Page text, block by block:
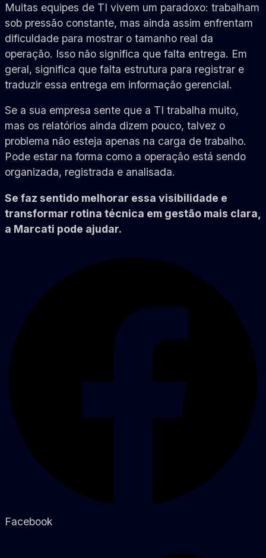
Muitas equipes de TI vivem um paradoxo: trabalham
sob pressão constante, mas ainda assim enfrentam
dificuldade para mostrar o tamanho real da
operação. Isso não significa que falta entrega. Em
geral, significa que falta estrutura para registrar e
traduzir essa entrega em informação gerencial.
Se a sua empresa sente que a TI trabalha muito,
mas os relatórios ainda dizem pouco, talvez o
problema não esteja apenas na carga de trabalho.
Pode estar na forma como a operação está sendo
organizada, registrada e analisada.
Se faz sentido melhorar essa visibilidade e
transformar rotina técnica em gestão mais clara,
a Marcati pode ajudar.
Facebook